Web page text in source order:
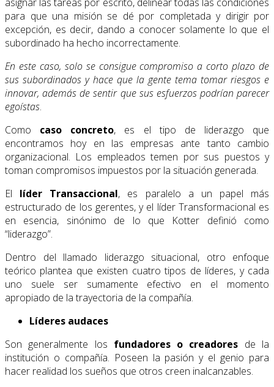
para que una misión se dé por completada y dirigir por
excepción, es decir, dando a conocer solamente lo que el
subordinado ha hecho incorrectamente.
En este caso, solo se consigue compromiso a corto plazo de
sus subordinados y hace que la gente tema tomar riesgos e
innovar, además de sentir que sus esfuerzos podrían parecer
egoístas.
Como caso concreto, es el tipo de liderazgo que
encontramos hoy en las empresas ante tanto cambio
organizacional. Los empleados temen por sus puestos y
toman compromisos impuestos por la situación generada.
El líder Transaccional, es paralelo a un papel más
estructurado de los gerentes, y el líder Transformacional es
en esencia, sinónimo de lo que Kotter definió como
“liderazgo”.
Dentro del llamado liderazgo situacional, otro enfoque
teórico plantea que existen cuatro tipos de líderes, y cada
uno suele ser sumamente efectivo en el momento
apropiado de la trayectoria de la compañía.
Líderes audaces
Son generalmente los fundadores o creadores de la
institución o compañía. Poseen la pasión y el genio para
hacer realidad los sueños que otros creen inalcanzables.